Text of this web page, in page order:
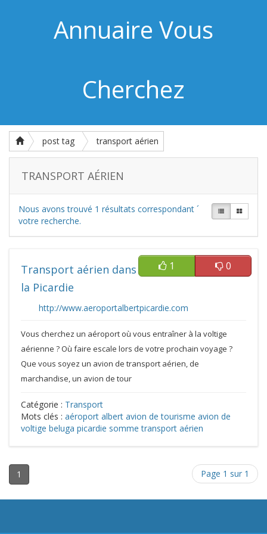
Annuaire Vous
Cherchez
post tag transport aérien
TRANSPORT AÉRIEN
Nous avons trouvé 1 résultats correspondant ´
votre recherche.
1 0
Transport aérien dans
la Picardie
http://www.aeroportalbertpicardie.com
Vous cherchez un aéroport où vous entraîner à la voltige
aérienne ? Où faire escale lors de votre prochain voyage ?
Que vous soyez un avion de transport aérien, de
marchandise, un avion de tour
Catégorie : Transport
Mots clés : aéroport albert avion de tourisme avion de
voltige beluga picardie somme transport aérien
1 Page 1 sur 1